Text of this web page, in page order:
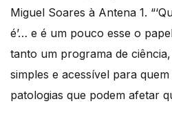
Miguel Soares à Antena 1.
é’… e é um pouco esse o
tanto um programa de
simples e acessível para
patologias que podem afetar